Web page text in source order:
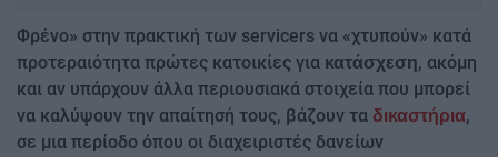
Φρένο» στην πρακτική των servicers να «χτυπούν» κατά
προτεραιότητα πρώτες κατοικίες για κατάσχεση, ακόμη
και αν υπάρχουν άλλα περιουσιακά στοιχεία που μπορεί
να καλύψουν την απαίτησή τους, βάζουν τα δικαστήρια,
σε μια περίοδο όπου οι διαχειριστές δανείων